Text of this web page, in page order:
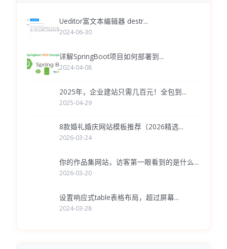
Ueditor富文本编辑器 destr...
2024-06-30
详解SpringBoot项目如何部署到...
2024-04-08
2025年，企业建站只需几百元！全包到...
2025-04-29
8款婚礼婚庆网站模板推荐（2026精选...
2026-03-24
你的作品集网站，访客第一眼看到的是什么...
2026-03-20
设置响应式table表格布局，超过屏幕...
2024-03-28